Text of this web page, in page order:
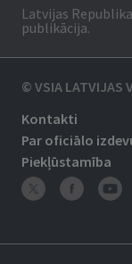
Latvijas
publikācija.
© VSIA LATVIJAS
Kontakti
Par oficiālo
Piekļūstamība